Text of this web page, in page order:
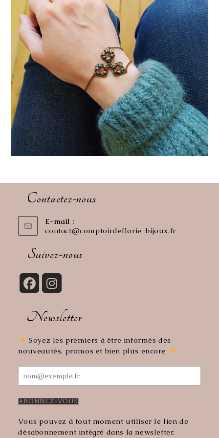
Contactez-nous
E-mail :
contact@comptoirdeflorie-bijoux.frS’ouvre
Suivez-nous
un
onglet
un
onglet
Newsletter
Soyez les premiers à être informés des
nouveautés, promos et bien plus encore
Vous pouvez à tout moment utiliser le lien de
désabonnement intégré dans la newsletter.